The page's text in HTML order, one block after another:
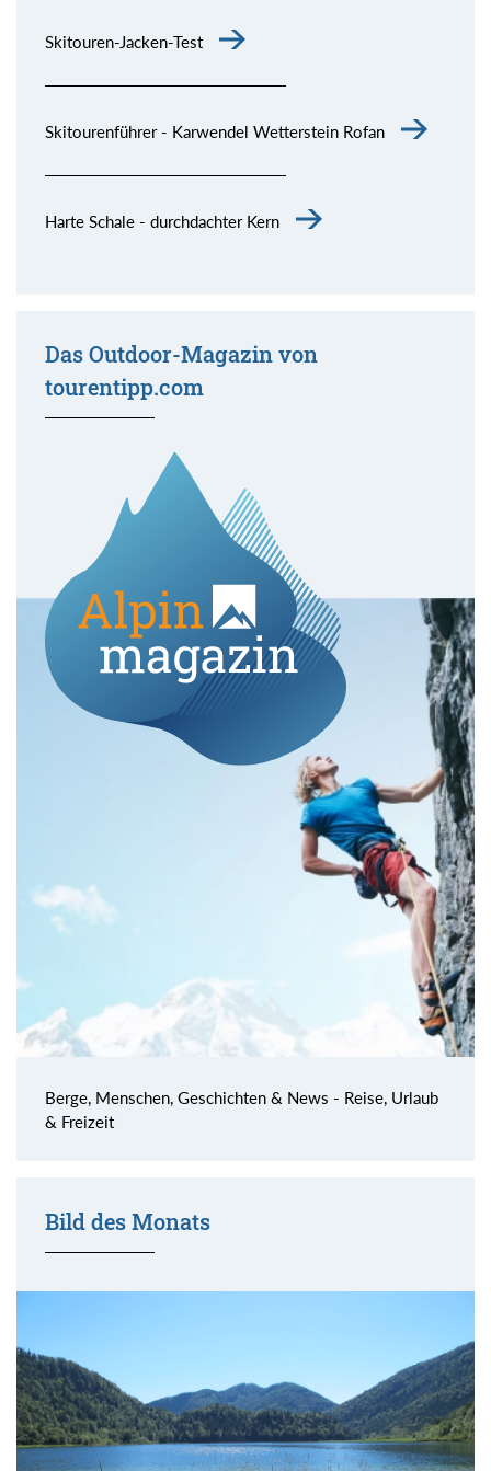
Skitouren-Jacken-Test
Skitourenführer - Karwendel Wetterstein Rofan
Harte Schale - durchdachter Kern
Das Outdoor-Magazin von
tourentipp.com
Berge, Menschen, Geschichten & News - Reise, Urlaub
& Freizeit
Bild des Monats